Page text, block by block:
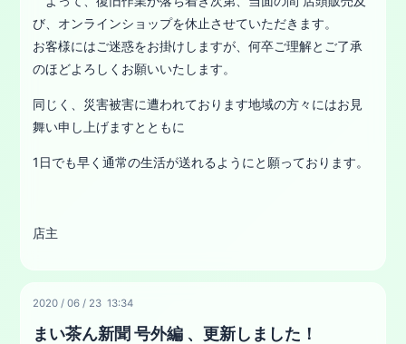
び、オンラインショップを休止させていただきます。
お客様にはご迷惑をお掛けしますが、何卒ご理解とご了承
のほどよろしくお願いいたします。
同じく、災害被害に遭われております地域の方々にはお見
舞い申し上げますとともに
1日でも早く通常の生活が送れるようにと願っております。
店主
2020 /06 / 23 13:34
まい茶ん新聞 号外編 、更新しました！